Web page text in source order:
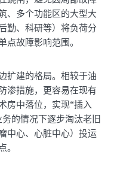
、多个功能区的大型大
勤、科研等）将负荷分
点故障影响范围。
扩建的格局。相较于油
渗措施，更容易在现有
房中落位，实现“插入
的情况下逐步淘汰老旧
中心、心脏中心）投运
。